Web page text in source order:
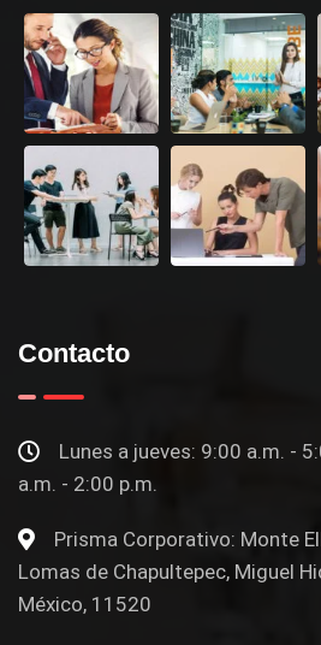
Contacto
Lunes a jueves: 9:00 a.m. -
a.m. - 2:00 p.m.
Prisma Corporativo: Monte
Lomas de Chapultepec, Miguel
México, 11520